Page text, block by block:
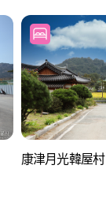
康津月光韓屋